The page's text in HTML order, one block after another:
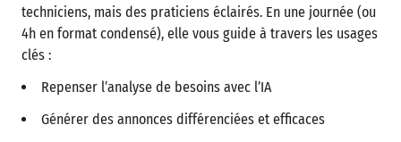
techniciens, mais des praticiens éclairés. En une journée (ou
4h en format condensé), elle vous guide à travers les usages
clés :
Repenser l’analyse de besoins avec l’IA
Générer des annonces différenciées et efficaces